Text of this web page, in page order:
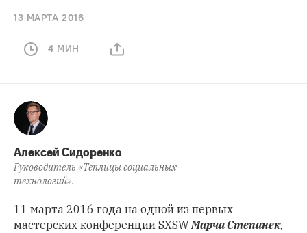
13 МАРТА 2016
4 МИН
Алексей Сидоренко
Руководитель «Теплицы социальных
технологий».
11 марта 2016 года на одной из первых
мастерских конференции SXSWМарча Степанек,